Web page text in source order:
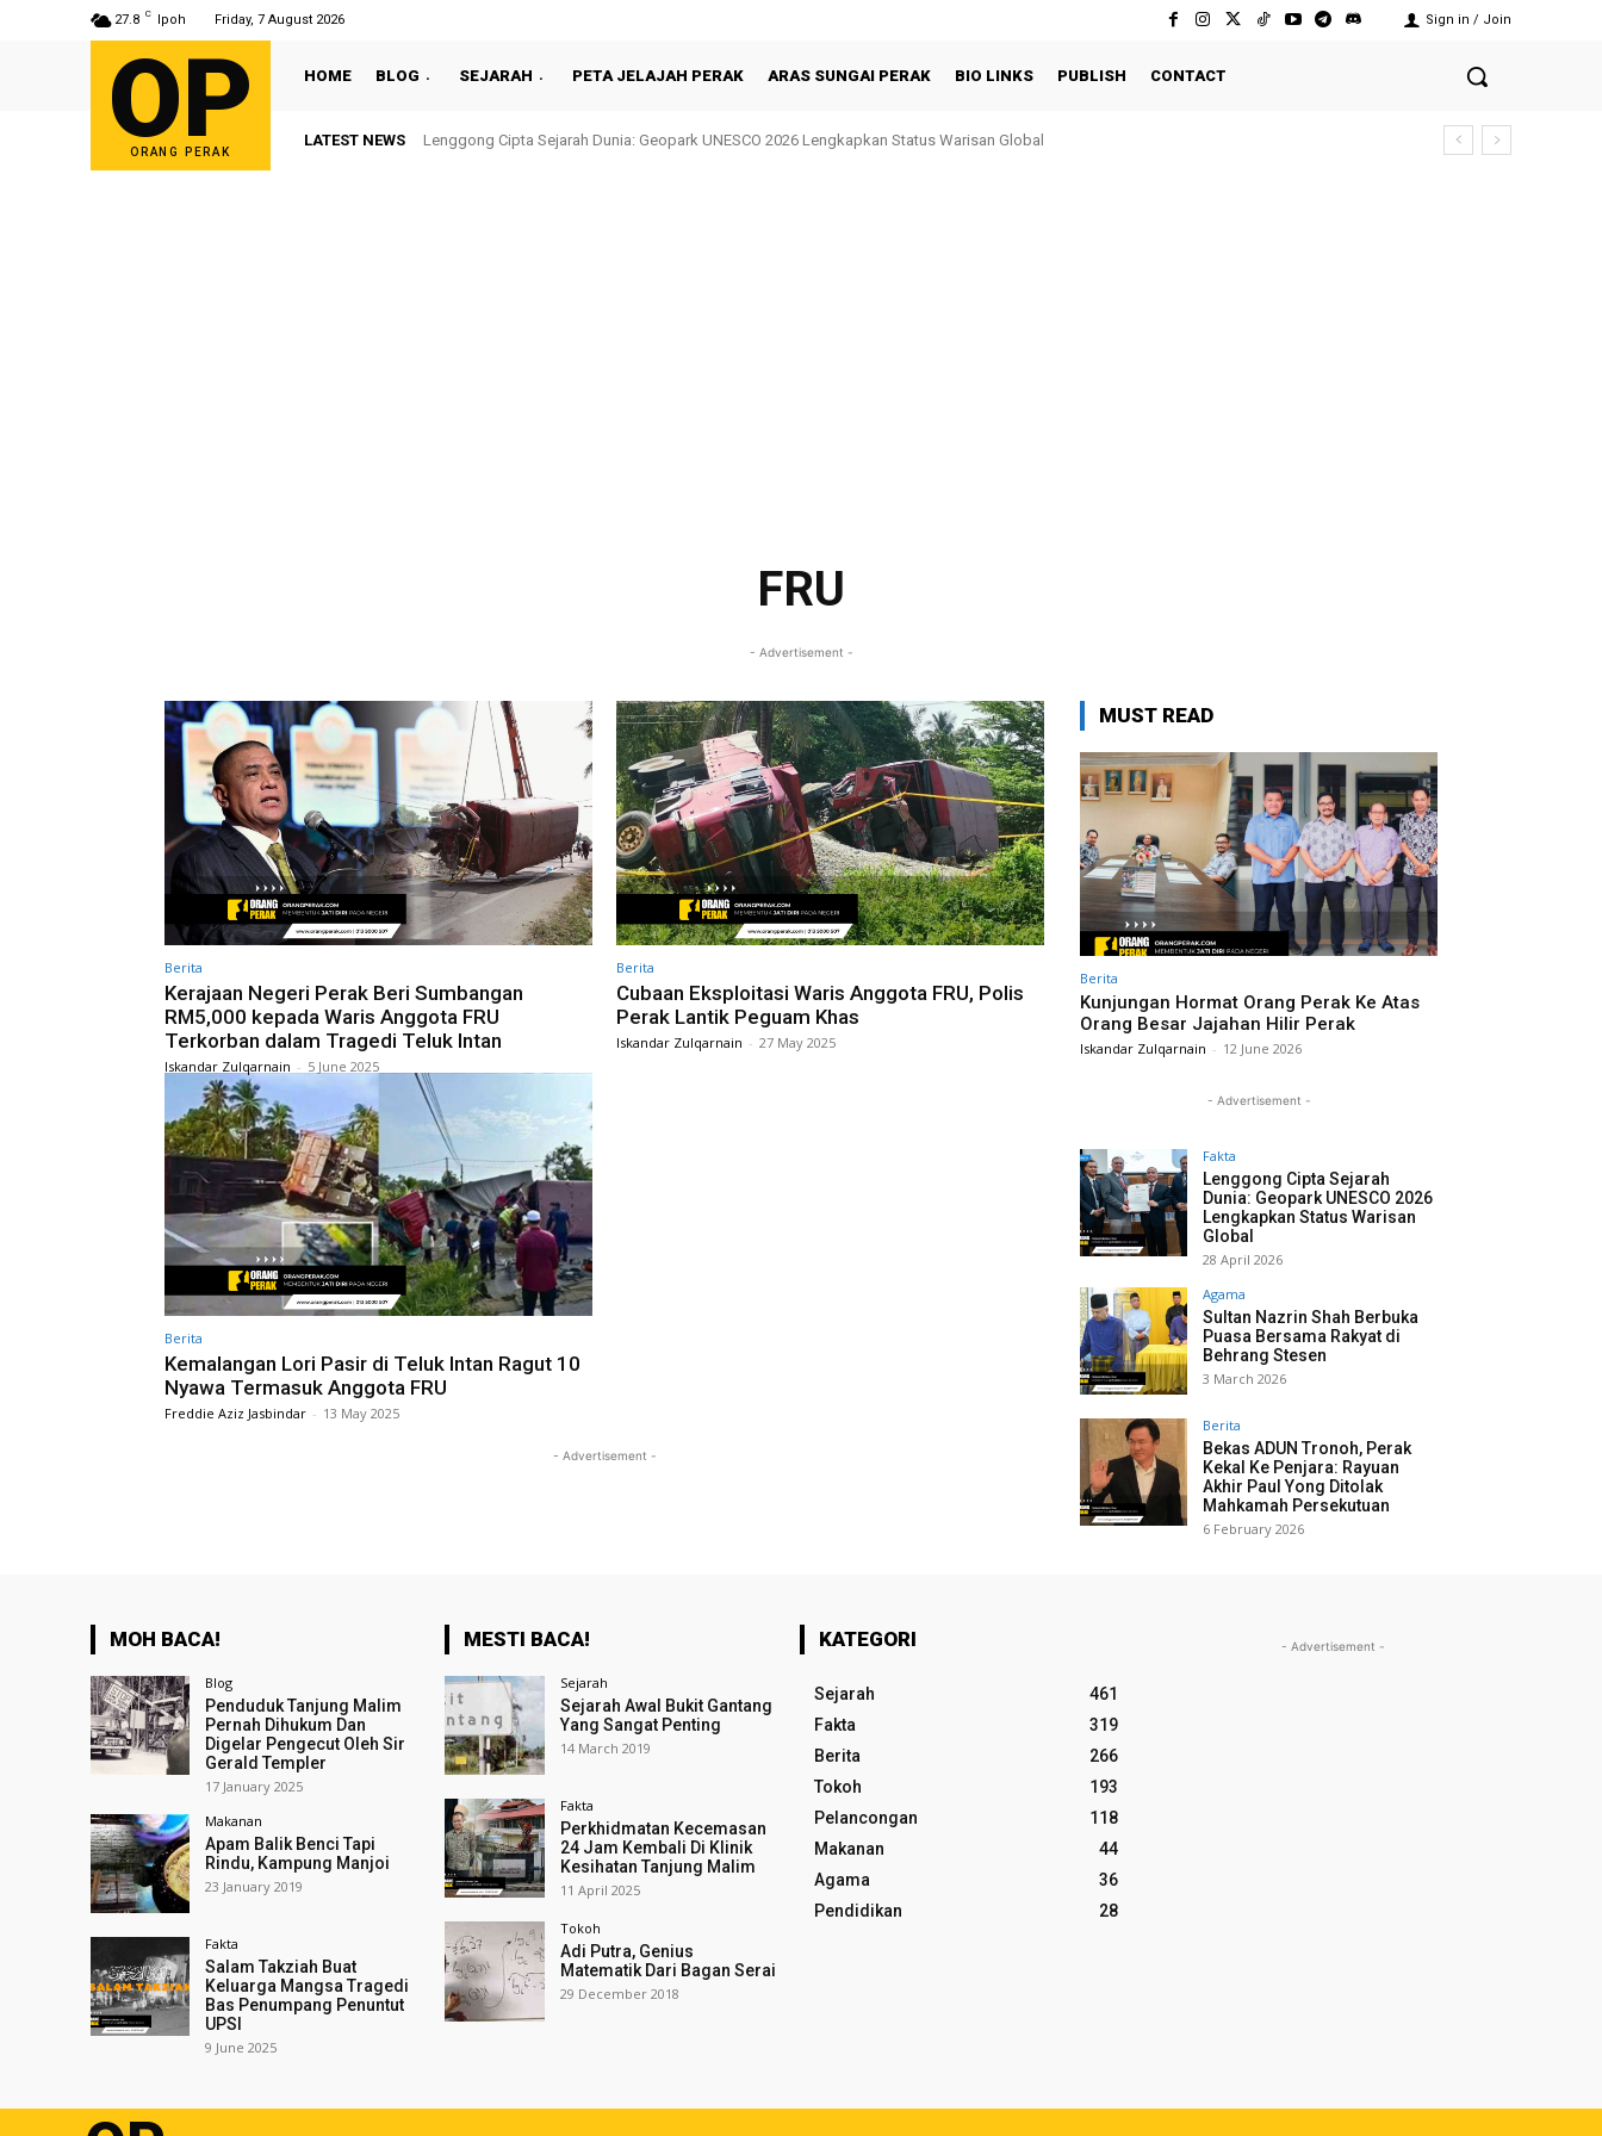
27.8 C Ipoh Friday, 7 August 2026 Sign in / Join
OP
ORANG PERAK
HOME BLOG SEJARAH PETA JELAJAH PERAK ARAS SUNGAI PERAK BIO LINKS PUBLISH CONTACT
LATEST NEWS Lenggong Cipta Sejarah Dunia: Geopark UNESCO 2026 Lengkapkan Status Warisan Global
FRU
- Advertisement -
Berita
Kerajaan Negeri Perak Beri Sumbangan
RM5,000 kepada Waris Anggota FRU
Terkorban dalam Tragedi Teluk Intan
Iskandar Zulqarnain - 5 June 2025
Berita
Cubaan Eksploitasi Waris Anggota FRU, Polis
Perak Lantik Peguam Khas
Iskandar Zulqarnain - 27 May 2025
Berita
Kemalangan Lori Pasir di Teluk Intan Ragut 10
Nyawa Termasuk Anggota FRU
Freddie Aziz Jasbindar - 13 May 2025
- Advertisement -
MUST READ
Berita
Kunjungan Hormat Orang Perak Ke Atas
Orang Besar Jajahan Hilir Perak
Iskandar Zulqarnain - 12 June 2026
- Advertisement -
Fakta
Lenggong Cipta Sejarah
Dunia: Geopark UNESCO 2026
Lengkapkan Status Warisan
Global
28 April 2026
Agama
Sultan Nazrin Shah Berbuka
Puasa Bersama Rakyat di
Behrang Stesen
3 March 2026
Berita
Bekas ADUN Tronoh, Perak
Kekal Ke Penjara: Rayuan
Akhir Paul Yong Ditolak
Mahkamah Persekutuan
6 February 2026
MOH BACA!
Blog
Penduduk Tanjung Malim
Pernah Dihukum Dan
Digelar Pengecut Oleh Sir
Gerald Templer
17 January 2025
Makanan
Apam Balik Benci Tapi
Rindu, Kampung Manjoi
23 January 2019
Fakta
Salam Takziah Buat
Keluarga Mangsa Tragedi
Bas Penumpang Penuntut
UPSI
9 June 2025
MESTI BACA!
Sejarah
Sejarah Awal Bukit Gantang
Yang Sangat Penting
14 March 2019
Fakta
Perkhidmatan Kecemasan
24 Jam Kembali Di Klinik
Kesihatan Tanjung Malim
11 April 2025
Tokoh
Adi Putra, Genius
Matematik Dari Bagan Serai
29 December 2018
KATEGORI
Sejarah
461
Fakta
319
Berita
266
Tokoh
193
Pelancongan
118
Makanan
44
Agama
36
Pendidikan
28
- Advertisement -